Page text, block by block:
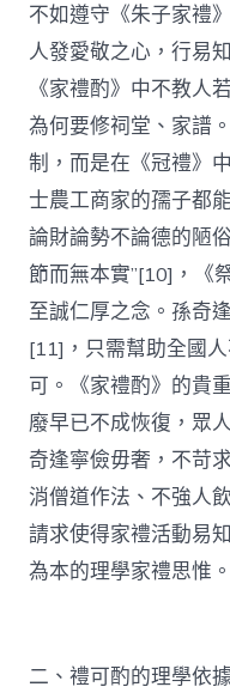
不如遵守《朱子家禮
人發愛敬之心，行易
《家禮酌》中不教人
為何要修祠堂、家譜
制，而是在《冠禮》
士農工商家的孺子都
論財論勢不論德的陋
節而無本實”[10]，《
至誠仁厚之念。孫奇
[11]，只需幫助全國
可。《家禮酌》的貴
廢早已不成恢復，眾
奇逢寧儉毋奢，不苛
消僧道作法、不強人
請求使得家禮活動易
為本的理學家禮思惟。
二、禮可酌的理學依